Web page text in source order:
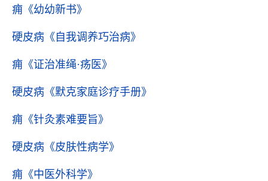
痈 《幼幼新书》
硬皮病 《自我调养巧治病》
痈 《证治准绳·疡医》
硬皮病 《默克家庭诊疗手册》
痈 《针灸素难要旨》
硬皮病 《皮肤性病学》
痈 《中医外科学》